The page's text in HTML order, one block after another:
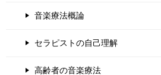
音楽療法概論
セラピストの自己理解
高齢者の音楽療法